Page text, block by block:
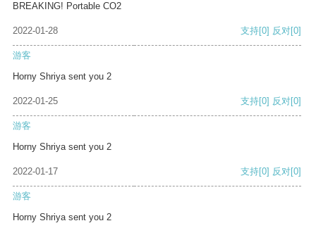
BREAKING! Portable CO2
2022-01-28 支持[0] 反对[0]
游客
Horny Shriya sent you 2
2022-01-25 支持[0] 反对[0]
游客
Horny Shriya sent you 2
2022-01-17 支持[0] 反对[0]
游客
Horny Shriya sent you 2